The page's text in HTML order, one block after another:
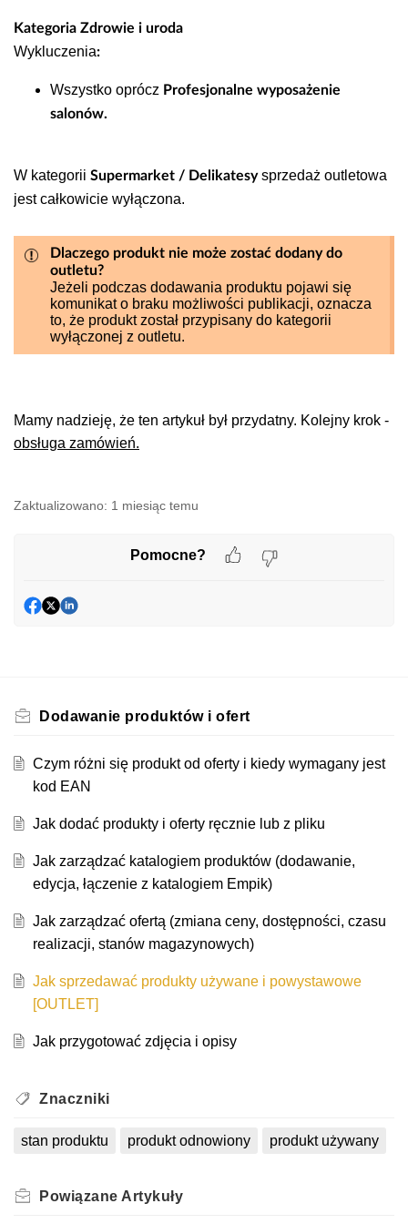
Dodatkowo możesz od razu powiązać z tym
ustawieniem opcję „
Zmiana stanu produktu pojedynczo
Aby zmienić stan tylko jednego produktu:
Wejdź w menu„Produkty”.
Otwórz wybrany produkt.
W sekcji„Dane produktu”
odpowiednią wartość i zapisz zmiany
(opublikuj produkt).
Następnie wybierz jedną z akcji:
produktów EmpikPlace”.
Kategoria Zdrowie i uroda
Wykluczenia:
Wszystko oprócz Profesjonalne wyposażenie
salonów.
W kategorii Supermarket / Delikatesysprzedaż outletowa
jest całkowicie wyłączona.
Dlaczego produkt nie może zostać dodany do
outletu?
Jeżeli podczas dodawania produktu pojawi się
komunikat o braku możliwości publikacji, oznacza
to, że produkt został przypisany do kategorii
wyłączonej z outletu.
Mamy nadzieję, że ten artykuł był przydatny. Kolejny krok -
obsługa zamówień.
Zaktualizowano: 1 miesiąc temu
Pomocne?
Dodawanie produktów i ofert​
Czym różni się produkt od oferty i kiedy wymagany jest
kod EAN
Jak dodać produkty i oferty ręcznie lub z pliku
Jak zarządzać katalogiem produktów (dodawanie,
edycja, łączenie z katalogiem Empik)
Jak zarządzać ofertą (zmiana ceny, dostępności, czasu
realizacji, stanów magazynowych)
Jak sprzedawać produkty używane i powystawowe
[OUTLET]
Jak przygotować zdjęcia i opisy
Znaczniki
stan produktu produkt odnowiony produkt używany
Powiązane Artykuły